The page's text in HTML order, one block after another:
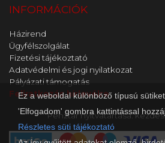
Ez a weboldal különböző típusú
'Elfogadom' gombra kattintással
Részletes süti tájékoztató
INFORMÁCIÓK
Házirend
Ügyfélszolgálat
Fizetési tájékoztató
Adatvédelmi és jogi nyilatkozat
Pályázati támogatás
Feliratkozás hírlevélre
Pénztár nyitvatartása: